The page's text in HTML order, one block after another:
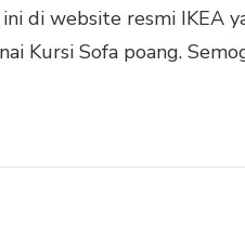
di website resmi IKEA
Kursi Sofa poang.